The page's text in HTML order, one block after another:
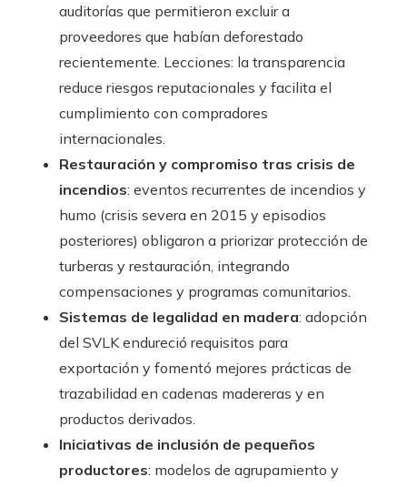
auditorías que permitieron excluir a
proveedores que habían deforestado
recientemente. Lecciones: la transparencia
reduce riesgos reputacionales y facilita el
cumplimiento con compradores
internacionales.
Restauración y compromiso tras crisis de
incendios: eventos recurrentes de incendios y
humo (crisis severa en 2015 y episodios
posteriores) obligaron a priorizar protección de
turberas y restauración, integrando
compensaciones y programas comunitarios.
Sistemas de legalidad en madera: adopción
del SVLK endureció requisitos para
exportación y fomentó mejores prácticas de
trazabilidad en cadenas madereras y en
productos derivados.
Iniciativas de inclusión de pequeños
productores: modelos de agrupamiento y